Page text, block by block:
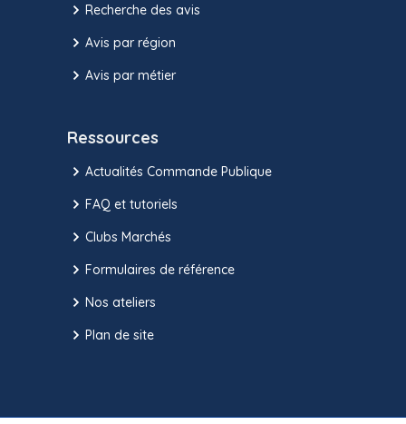
Recherche des avis
Avis par région
Avis par métier
Ressources
Actualités Commande Publique
FAQ et tutoriels
Clubs Marchés
Formulaires de référence
Nos ateliers
Plan de site